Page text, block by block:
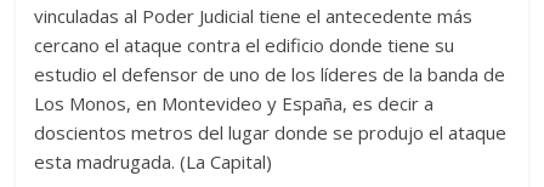
vinculadas al Poder Judicial tiene el antecedente más
cercano el ataque contra el edificio donde tiene su
estudio el defensor de uno de los líderes de la banda de
Los Monos, en Montevideo y España, es decir a
doscientos metros del lugar donde se produjo el ataque
esta madrugada. (La Capital)